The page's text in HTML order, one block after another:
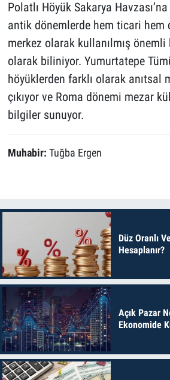
Polatlı Höyük Sakarya
antik dönemlerde hem ticari hem
merkez olarak kullanılmış önemli
olarak biliniyor. Yumurtatepe
höyüklerden farklı olarak anıtsal
çıkıyor ve Roma dönemi mezar
bilgiler sunuyor.
Muhabir: Tuğba Ergen
Düz Oranlı
Hesaplanır?
Açık Pazar
Ekonomide